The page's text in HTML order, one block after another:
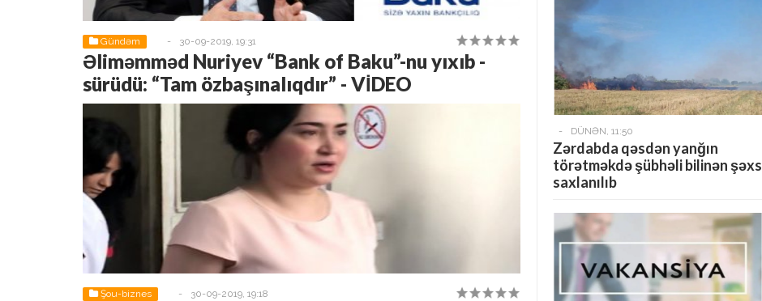
Gündəm - 30-09-2019, 19:31
Əliməmməd Nuriyev “Bank of Baku”-nu yıxıb -
sürüdü: “Tam özbaşınalıqdır” - VİDEO
Şou-biznes - 30-09-2019, 19:18
- DÜNƏN, 11:50
Zərdabda qəsdən yanğın
törətməkdə şübhəli bilinən şəxs
saxlanılıb